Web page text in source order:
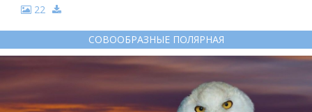
22
СОВООБРАЗНЫЕ ПОЛЯРНАЯ